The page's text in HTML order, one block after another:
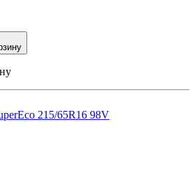
215/65R16 98V